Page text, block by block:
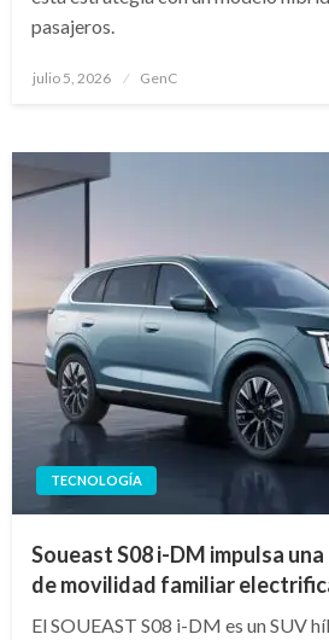
pasajeros.
Publicado
julio 5, 2026 GenC
TECNOLOGÍA
Soueast S08 i-DM impulsa
de movilidad familiar
El SOUEAST S08 i-DM es un SUV